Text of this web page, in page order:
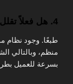
4. هل فعلاً تقلل الشكاوى؟
طبعًا. وجود نظام
منظم، وبالتالي
بسرعة للعميل